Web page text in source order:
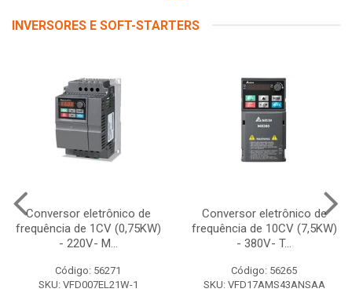
INVERSORES E SOFT-STARTERS
Conversor eletrônico de
frequência de 1CV (0,75KW)
- 220V- M...
Código: 56271
SKU: VFD007EL21W-1
Conversor eletrônico de
frequência de 10CV (7,5KW)
- 380V- T...
Código: 56265
SKU: VFD17AMS43ANSAA